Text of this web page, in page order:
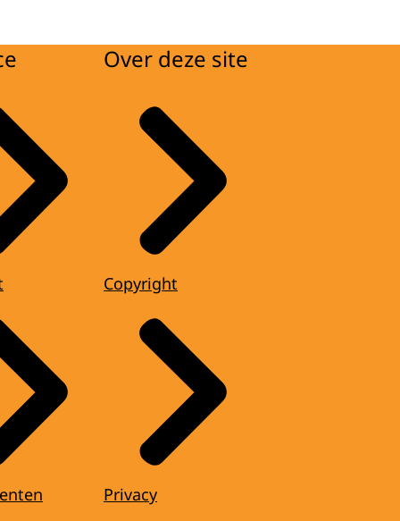
Over deze site
Copyright
Privacy